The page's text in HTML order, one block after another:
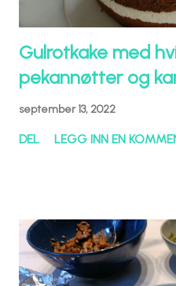
Gulrotkake med
pekannøtter og
september 13, 2022
DEL LEGG INN EN